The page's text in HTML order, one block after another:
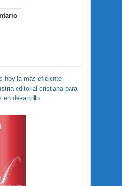
hoy la más eficiente
editorial cristiana para
en desarrollo.